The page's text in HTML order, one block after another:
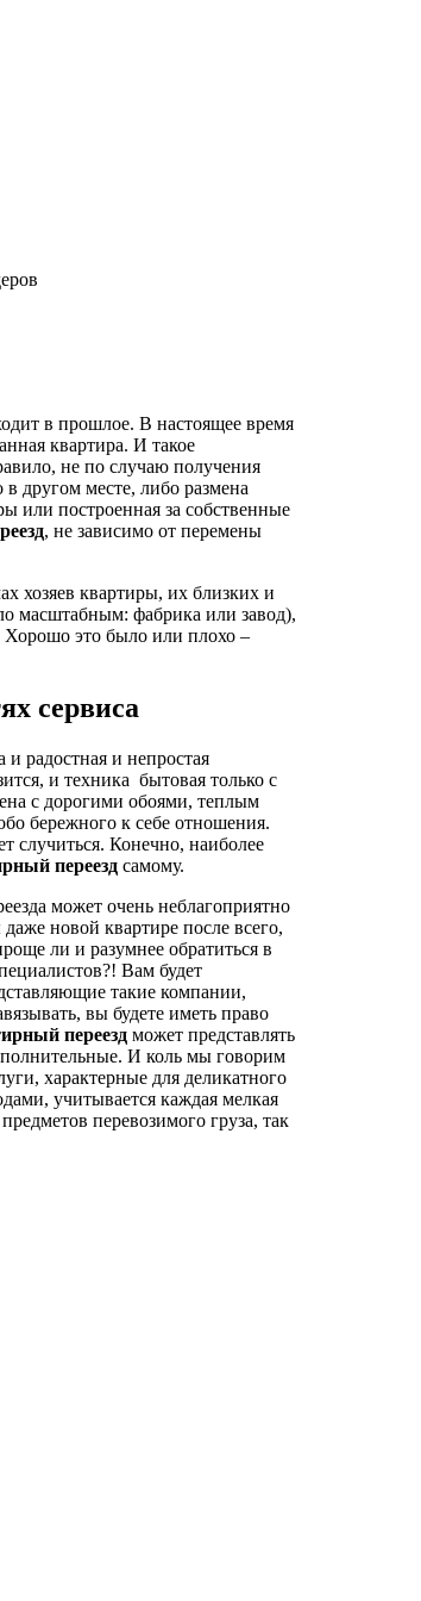
в прошлое. В настоящее время
квартира. И такое
не по случаю получения
другом месте, либо размена
или построенная за собственные
, не зависимо от перемены
хозяев квартиры, их близких и
масштабным: фабрика или завод),
Хорошо это было или плохо –
сервиса
радостная и непростая
и техника бытовая только с
с дорогими обоями, теплым
бережного к себе отношения.
случиться. Конечно, наиболее
переезд самому.
может очень неблагоприятно
новой квартире после всего,
ли и разумнее обратиться в
Вам будет
такие компании,
вы будете иметь право
переезд может представлять
И коль мы говорим
характерные для деликатного
учитывается каждая мелкая
перевозимого груза, так